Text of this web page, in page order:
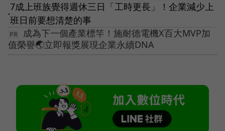
●
7成上班族覺得週休三日「工時更長」！企業減少上
班日前要想清楚的事
成為下一個產業標竿！施耐德電機X百大MVP加
值榮譽🌏立即報獎展現企業永續DNA